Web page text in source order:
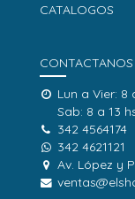
CATALOGOS
CONTACTANOS
Lun a Vier: 8
Sab: 8 a 13
342 4564174
342 4621121
Av. López y